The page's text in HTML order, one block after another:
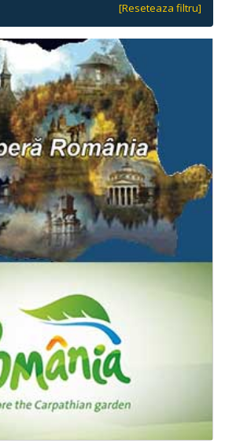
[Reseteaza filtru]